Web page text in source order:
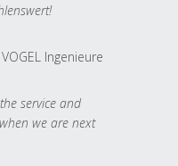
Ingenieure
service and
we are next